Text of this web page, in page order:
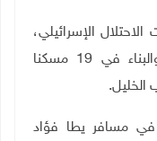
قوات الاحتلال الإسرائيلي،
مساء اليوم الأربعاء، بوقف العمل والبناء في 19 مسكنا
الخليل.
في مسافر يطا فؤاد